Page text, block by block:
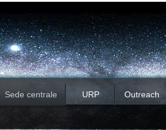
Sede centrale URP Outreach